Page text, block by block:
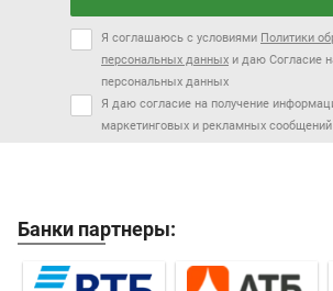
Я соглашаюсь с условиями Политики
персональных данных и даю Согласие
персональных данных
Я даю согласие на получение
маркетинговых и рекламных сообщений
Банки партнеры: